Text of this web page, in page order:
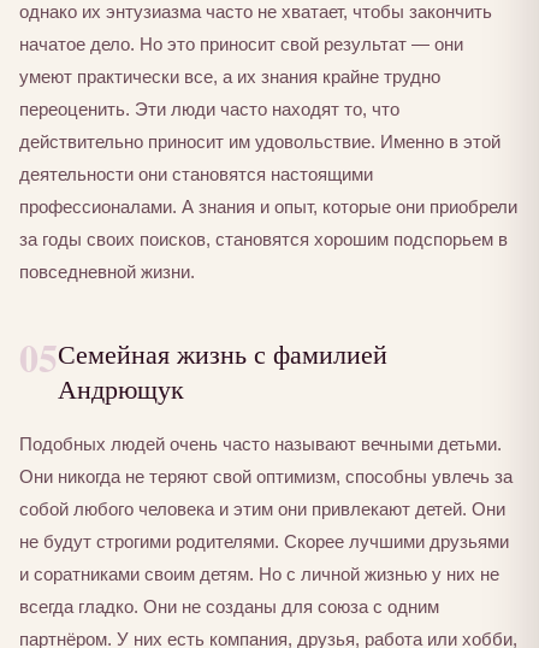
однако их энтузиазма часто не хватает, чтобы закончить
начатое дело. Но это приносит свой результат — они
умеют практически все, а их знания крайне трудно
переоценить. Эти люди часто находят то, что
действительно приносит им удовольствие. Именно в этой
деятельности они становятся настоящими
профессионалами. А знания и опыт, которые они приобрели
за годы своих поисков, становятся хорошим подспорьем в
повседневной жизни.
05Семейная жизнь с фамилией
Андрющук
Подобных людей очень часто называют вечными детьми.
Они никогда не теряют свой оптимизм, способны увлечь за
собой любого человека и этим они привлекают детей. Они
не будут строгими родителями. Скорее лучшими друзьями
и соратниками своим детям. Но с личной жизнью у них не
всегда гладко. Они не созданы для союза с одним
партнёром. У них есть компания, друзья, работа или хобби,